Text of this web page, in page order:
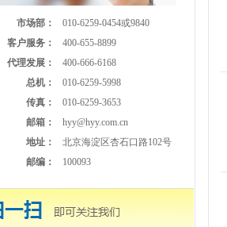
市场部：
010-6259-0454或9840
客户服务：
400-655-8899
代理发展：
400-666-6168
总机：
010-6259-5998
传真：
010-6259-3653
邮箱：
hyy@hyy.com.cn
地址：
北京海淀区杏石口路102号
邮编：
100093